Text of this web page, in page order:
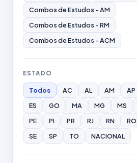
Combos de Estudos - AM
Combos de Estudos - RM
Combos de Estudos - ACM
ESTADO
Todos AC AL AM AP
ES
GO MA MG MS
PE
PI PR RJ RN RO
SE
SP TO NACIONAL